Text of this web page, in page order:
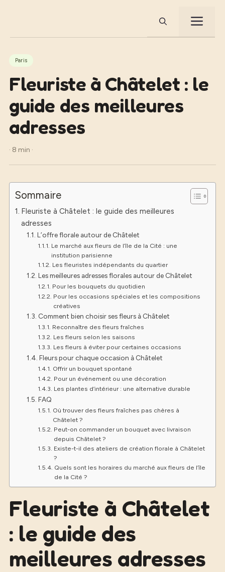
Paris
Fleuriste à Châtelet : le
guide des meilleures
adresses
· 8 min ·
Sommaire
Fleuriste à Châtelet : le guide des meilleures
adresses
L’offre florale autour de Châtelet
Le marché aux fleurs de l’île de la Cité : une
institution parisienne
Les fleuristes indépendants du quartier
Les meilleures adresses florales autour de Châtelet
Pour les bouquets du quotidien
Pour les occasions spéciales et les compositions
créatives
Comment bien choisir ses fleurs à Châtelet
Reconnaître des fleurs fraîches
Les fleurs selon les saisons
Les fleurs à éviter pour certaines occasions
Fleurs pour chaque occasion à Châtelet
Offrir un bouquet spontané
Pour un événement ou une décoration
Les plantes d’intérieur : une alternative durable
FAQ
Où trouver des fleurs fraîches pas chères à
Châtelet ?
Peut-on commander un bouquet avec livraison
depuis Châtelet ?
Existe-t-il des ateliers de création florale à Châtelet
?
Quels sont les horaires du marché aux fleurs de l’île
de la Cité ?
Fleuriste à Châtelet
: le guide des
meilleures adresses